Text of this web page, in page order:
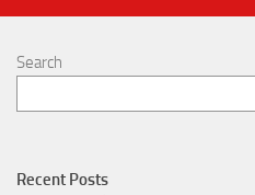
Search
Recent Posts